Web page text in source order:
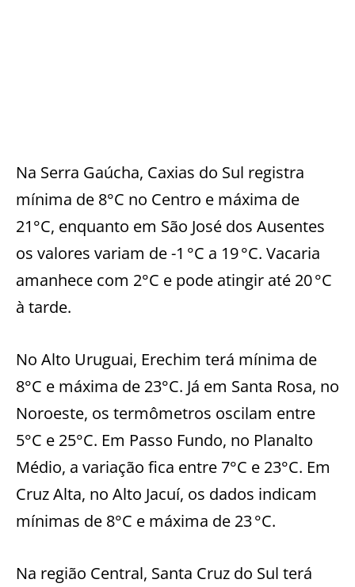
Na Serra Gaúcha, Caxias do Sul registra
mínima de 8°C no Centro e máxima de
21°C, enquanto em São José dos Ausentes
os valores variam de -1 °C a 19 °C. Vacaria
amanhece com 2°C e pode atingir até 20 °C
à tarde.
No Alto Uruguai, Erechim terá mínima de
8°C e máxima de 23°C. Já em Santa Rosa, no
Noroeste, os termômetros oscilam entre
5°C e 25°C. Em Passo Fundo, no Planalto
Médio, a variação fica entre 7°C e 23°C. Em
Cruz Alta, no Alto Jacuí, os dados indicam
mínimas de 8°C e máxima de 23 °C.
Na região Central, Santa Cruz do Sul terá